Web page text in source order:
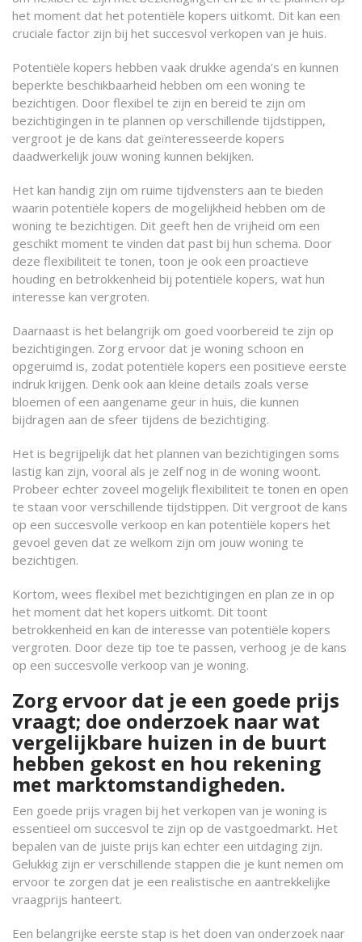
het moment dat het potentiële kopers uitkomt. Dit kan een
cruciale factor zijn bij het succesvol verkopen van je huis.
Potentiële kopers hebben vaak drukke agenda’s en kunnen
beperkte beschikbaarheid hebben om een woning te
bezichtigen. Door flexibel te zijn en bereid te zijn om
bezichtigingen in te plannen op verschillende tijdstippen,
vergroot je de kans dat geïnteresseerde kopers
daadwerkelijk jouw woning kunnen bekijken.
Het kan handig zijn om ruime tijdvensters aan te bieden
waarin potentiële kopers de mogelijkheid hebben om de
woning te bezichtigen. Dit geeft hen de vrijheid om een
geschikt moment te vinden dat past bij hun schema. Door
deze flexibiliteit te tonen, toon je ook een proactieve
houding en betrokkenheid bij potentiële kopers, wat hun
interesse kan vergroten.
Daarnaast is het belangrijk om goed voorbereid te zijn op
bezichtigingen. Zorg ervoor dat je woning schoon en
opgeruimd is, zodat potentiële kopers een positieve eerste
indruk krijgen. Denk ook aan kleine details zoals verse
bloemen of een aangename geur in huis, die kunnen
bijdragen aan de sfeer tijdens de bezichtiging.
Het is begrijpelijk dat het plannen van bezichtigingen soms
lastig kan zijn, vooral als je zelf nog in de woning woont.
Probeer echter zoveel mogelijk flexibiliteit te tonen en open
te staan voor verschillende tijdstippen. Dit vergroot de kans
op een succesvolle verkoop en kan potentiële kopers het
gevoel geven dat ze welkom zijn om jouw woning te
bezichtigen.
Kortom, wees flexibel met bezichtigingen en plan ze in op
het moment dat het kopers uitkomt. Dit toont
betrokkenheid en kan de interesse van potentiële kopers
vergroten. Door deze tip toe te passen, verhoog je de kans
op een succesvolle verkoop van je woning.
Zorg ervoor dat je een goede prijs
vraagt; doe onderzoek naar wat
vergelijkbare huizen in de buurt
hebben gekost en hou rekening
met marktomstandigheden.
Een goede prijs vragen bij het verkopen van je woning is
essentieel om succesvol te zijn op de vastgoedmarkt. Het
bepalen van de juiste prijs kan echter een uitdaging zijn.
Gelukkig zijn er verschillende stappen die je kunt nemen om
ervoor te zorgen dat je een realistische en aantrekkelijke
vraagprijs hanteert.
Een belangrijke eerste stap is het doen van onderzoek naar